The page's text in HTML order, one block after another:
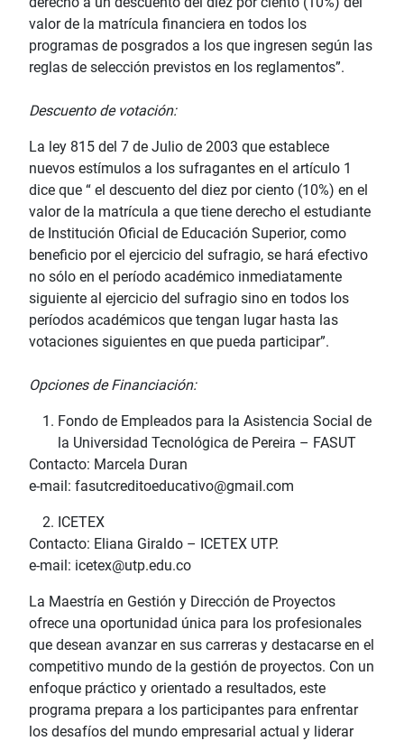
valor de la matrícula financiera en todos los
programas de posgrados a los que ingresen según las
reglas de selección previstos en los reglamentos”.
­Descuento de votación:
La ley 815 del 7 de Julio de 2003 que establece
nuevos estímulos a los sufragantes en el artículo 1
dice que “ el descuento del diez por ciento (10%) en el
valor de la matrícula a que tiene derecho el estudiante
de Institución Oficial de Educación Superior, como
beneficio por el ejercicio del sufragio, se hará efectivo
no sólo en el período académico inmediatamente
siguiente al ejercicio del sufragio sino en todos los
períodos académicos que tengan lugar hasta las
votaciones siguientes en que pueda participar”.
Opciones de Financiación:
Fondo de Empleados para la Asistencia Social de
la Universidad Tecnológica de Pereira – FASUT
Contacto: Marcela Duran
e-mail: fasutcreditoeducativo@gmail.com
ICETEX
Contacto: Eliana Giraldo – ICETEX UTP.
e-mail: icetex@utp.edu.co
La Maestría en Gestión y Dirección de Proyectos
ofrece una oportunidad única para los profesionales
que desean avanzar en sus carreras y destacarse en el
competitivo mundo de la gestión de proyectos. Con un
enfoque práctico y orientado a resultados, este
programa prepara a los participantes para enfrentar
los desafíos del mundo empresarial actual y liderar